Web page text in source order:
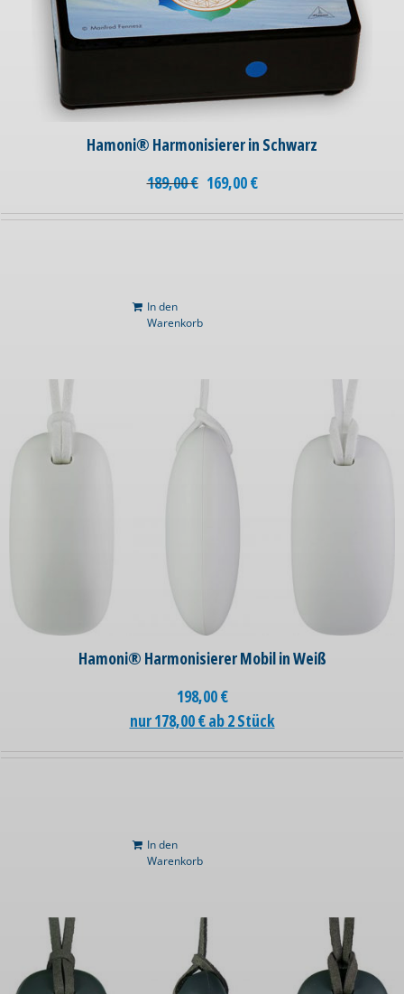
Hamoni® Harmonisierer in Schwarz
189,00€ 169,00€
In den
Warenkorb
Hamoni® Harmonisierer Mobil in Weiß
198,00€
nur 178,00 € ab 2 Stück
In den
Warenkorb